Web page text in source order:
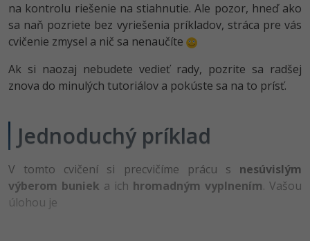
PHP -80%
C++ -80%
Swift -80%
Céčko -80%
VB.NET
UX
Business
Copywriting -30%
Google Dokumenty
Time management
na kontrolu riešenie na stiahnutie. Ale pozor, hneď ako
sa naň pozriete bez vyriešenia príkladov, stráca pre vás
cvičenie zmysel a nič sa nenaučíte
Ak si naozaj nebudete vedieť rady, pozrite sa radšej
znova do minulých tutoriálov a pokúste sa na to prísť.
Jednoduchý príklad
V tomto cvičení si precvičíme prácu s nesúvislým
výberom buniek a ich hromadným vyplnením. Vašou
úlohou je